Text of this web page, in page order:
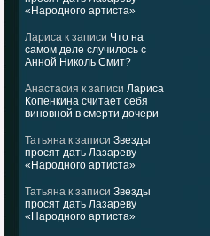
«Народного артиста»
Лариса к записи Что на
самом деле случилось с
Анной Николь Смит?
Анастасия к записи Лариса
Копенкина считает себя
виновной в смерти дочери
Татьяна к записи Звезды
просят дать Лазареву
«Народного артиста»
Татьяна к записи Звезды
просят дать Лазареву
«Народного артиста»